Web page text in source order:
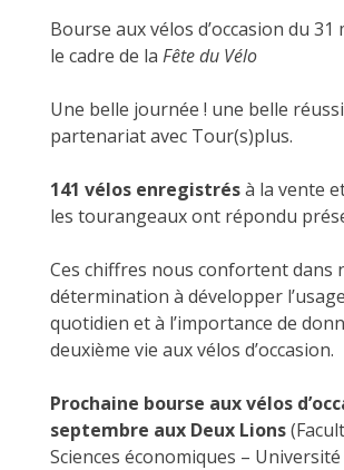
Bourse aux vélos d’occasion du 31
le cadre de la Fête du Vélo
Une belle journée ! une belle
partenariat avec Tour(s)plus.
141 vélos enregistrésà la vente
les tourangeaux ont répondu
Ces chiffres nous confortent dans
détermination à développer
quotidien et à l’importance de
deuxième vie aux vélos d’occasion.
Prochaine bourse aux vélos
septembre aux Deux Lions
Sciences économiques –